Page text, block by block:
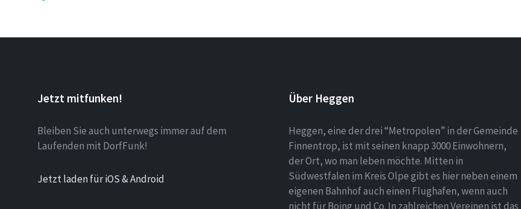
Jetzt mitfunken!
Bleiben Sie auch unterwegs immer auf dem
Laufenden mit DorfFunk!
Jetzt laden für iOS & Android
Über Heggen
Heggen, eine der drei “Metropolen” in der Gemeinde
Finnentrop, ist mit seinen knapp 3000 Einwohnern,
der Ort, wo man leben möchte. Mitten in
Südwestfalen im Kreis Olpe gibt es hier neben einem
eigenen Bahnhof auch einen Flughafen, wenn auch
nicht für Boing und Co. In zahlreichen Vereinen ist das